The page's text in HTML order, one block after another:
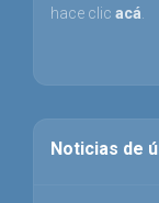
hace clic acá.
Noticias de